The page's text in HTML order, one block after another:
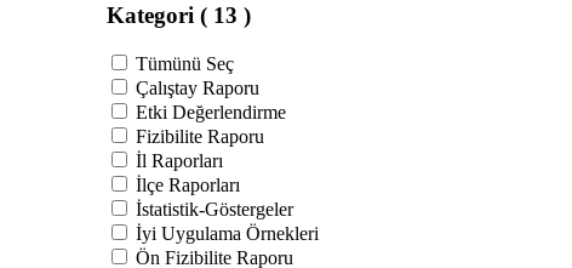
Kategori ( 13 )
Tümünü Seç
Çalıştay Raporu
Etki Değerlendirme
Fizibilite Raporu
İl Raporları
İlçe Raporları
İstatistik-Göstergeler
İyi Uygulama Örnekleri
Ön Fizibilite Raporu